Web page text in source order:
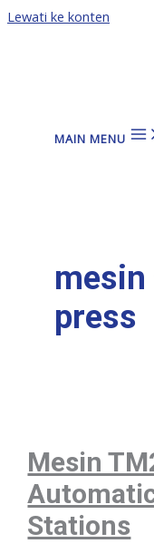
Lewati ke konten
MAIN MENU
mesin
press
Mesin
Stations